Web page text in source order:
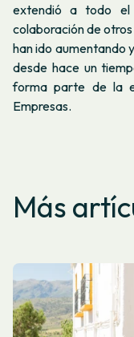
extendió a todo
colaboración de
han ido aumentando
desde hace un
forma parte de la
Empresas.
Más